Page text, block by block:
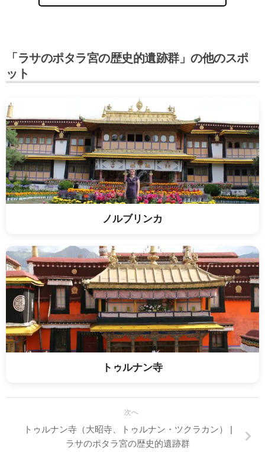
「ラサのポタラ宮の歴史的遺跡群」の他のスポ
ット
ノルブリンカ
トゥルナン寺
次へ
トゥルナン寺（大昭寺、トゥルナン・ツクラカン） |
ラサのポタラ宮の歴史的遺跡群